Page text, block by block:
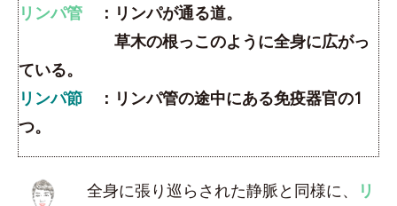
リンパ管 ：リンパが通る道。
草木の根っこのように全身に広がっ
ている。
リンパ節 ：リンパ管の途中にある免疫器官の1
つ。
全身に張り巡らされた静脈と同様に、
リ